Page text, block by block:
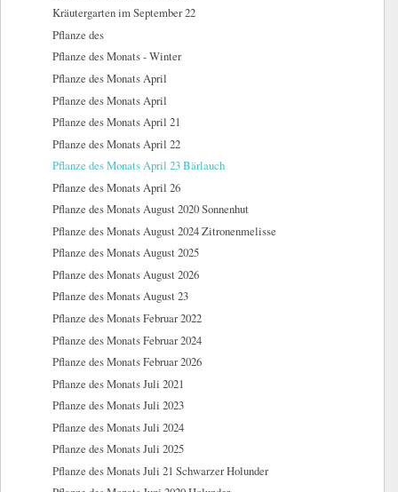
Kräutergarten im September 22
Pflanze des
Pflanze des Monats - Winter
Pflanze des Monats April
Pflanze des Monats April
Pflanze des Monats April 21
Pflanze des Monats April 22
Pflanze des Monats April 23 Bärlauch
Pflanze des Monats April 26
Pflanze des Monats August 2020 Sonnenhut
Pflanze des Monats August 2024 Zitronenmelisse
Pflanze des Monats August 2025
Pflanze des Monats August 2026
Pflanze des Monats August 23
Pflanze des Monats Februar 2022
Pflanze des Monats Februar 2024
Pflanze des Monats Februar 2026
Pflanze des Monats Juli 2021
Pflanze des Monats Juli 2023
Pflanze des Monats Juli 2024
Pflanze des Monats Juli 2025
Pflanze des Monats Juli 21 Schwarzer Holunder